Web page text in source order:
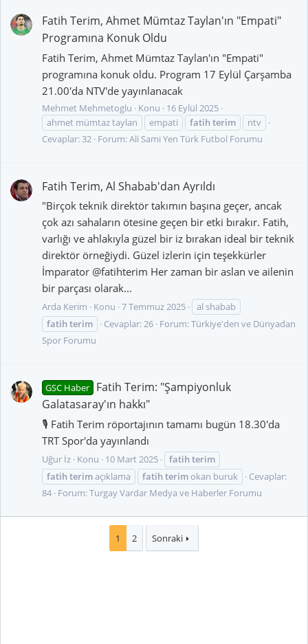
Fatih Terim, Ahmet Mümtaz Taylan'ın "Empati"
Programına Konuk Oldu
Fatih Terim, Ahmet Mümtaz Taylan'ın "Empati"
programına konuk oldu. Program 17 Eylül Çarşamba
21.00'da NTV'de yayınlanacak
Mehmet Mehmetoglu Konu
16 Eylül 2025
ahmet mümtaz taylan
empati fatihterim
ntv
Cevaplar: 32 Forum:Ali Sami Yen Türk Futbol Forumu
Fatih Terim, Al Shabab'dan Ayrıldı
"Birçok teknik direktör takımın başına geçer, ancak
çok azı sahaların ötesine geçen bir etki bırakır. Fatih,
varlığı ve ahlakıyla güzel bir iz bırakan ideal bir teknik
direktör örneğiydi. Güzel izlerin için teşekkürler
İmparator @fatihterim Her zaman bir aslan ve ailenin
bir parçası olarak...
Arda Kerim Konu 7 Temmuz 2025
al shabab
fatihterim Cevaplar: 26 Forum:Türkiye'den ve Dünyadan
Spor Forumu
GSC Haber
Fatih Terim: "Şampiyonluk
Galatasaray'ın hakkı"
🎙️ Fatih Terim röportajının tamamı bugün 18.30'da
TRT Spor'da yayınlandı
Uğur İz Konu 10 Mart 2025 fatihterim
fatihterimaçıklama fatihterimokan buruk
Cevaplar:
84 Forum:Turgay Vardar Medya ve Haberler Forumu
1 2 Sonraki